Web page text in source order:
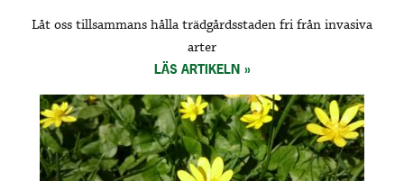
Låt oss tillsammans hålla trädgårdsstaden fri från invasiva
arter
LÄS ARTIKELN